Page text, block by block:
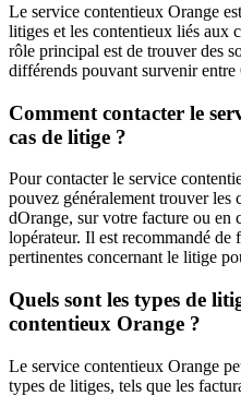
Le service contentieux Orange
litiges et les contentieux liés aux
rôle principal est de trouver des
différends pouvant survenir entre
Comment contacter le
cas de litige ?
Pour contacter le service
pouvez généralement trouver les
dOrange, sur votre facture ou en
lopérateur. Il est recommandé
pertinentes concernant le litige
Quels sont les types de
contentieux Orange ?
Le service contentieux Orange
types de litiges, tels que les